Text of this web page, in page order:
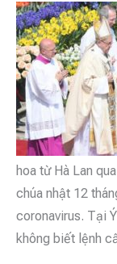
hoa từ Hà Lan
chúa nhật 12
coronavirus. Tại
không biết lệnh